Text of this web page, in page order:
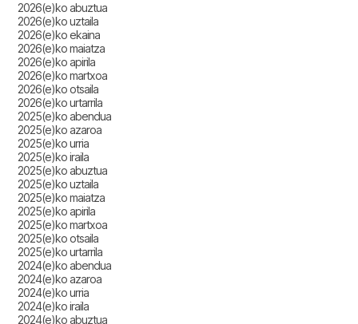
2026(e)ko abuztua
2026(e)ko uztaila
2026(e)ko ekaina
2026(e)ko maiatza
2026(e)ko apirila
2026(e)ko martxoa
2026(e)ko otsaila
2026(e)ko urtarrila
2025(e)ko abendua
2025(e)ko azaroa
2025(e)ko urria
2025(e)ko iraila
2025(e)ko abuztua
2025(e)ko uztaila
2025(e)ko maiatza
2025(e)ko apirila
2025(e)ko martxoa
2025(e)ko otsaila
2025(e)ko urtarrila
2024(e)ko abendua
2024(e)ko azaroa
2024(e)ko urria
2024(e)ko iraila
2024(e)ko abuztua